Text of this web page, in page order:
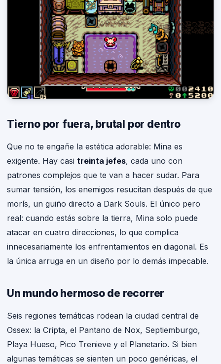
Tierno por fuera, brutal por dentro
Que no te engañe la estética adorable: Mina es
exigente. Hay casi treinta jefes, cada uno con
patrones complejos que te van a hacer sudar. Para
sumar tensión, los enemigos resucitan después de que
morís, un guiño directo a Dark Souls. El único pero
real: cuando estás sobre la tierra, Mina solo puede
atacar en cuatro direcciones, lo que complica
innecesariamente los enfrentamientos en diagonal. Es
la única arruga en un diseño por lo demás impecable.
Un mundo hermoso de recorrer
Seis regiones temáticas rodean la ciudad central de
Ossex: la Cripta, el Pantano de Nox, Septiemburgo,
Playa Hueso, Pico Trenieve y el Planetario. Si bien
algunas temáticas se sienten un poco genéricas, el